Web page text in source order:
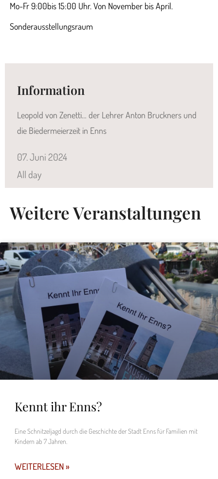
Mo-Fr 9:00bis 15:00 Uhr. Von November bis April.
Sonderausstellungsraum
Information
Leopold von Zenetti… der Lehrer Anton Bruckners und
die Biedermeierzeit in Enns
07.Juni2024
All day
Weitere Veranstaltungen
Kennt ihr Enns?
Eine Schnitzeljagd durch die Geschichte der Stadt Enns für Familien mit
Kindern ab 7 Jahren.
WEITERLESEN »